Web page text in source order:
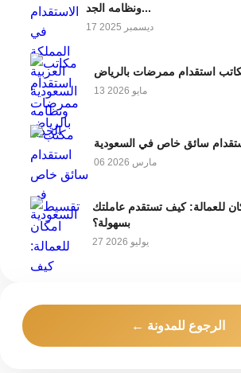
ونظامه الجد...
17 ديسمبر 2025
استقدام ممرضات بالرياض
13 مايو 2026
سائق خاص في السعودية
06 مارس 2026
للعمالة: كيف تستقدم عاملتك
بسهولة؟
27 يوليو 2026
← الرجوع للمدونة